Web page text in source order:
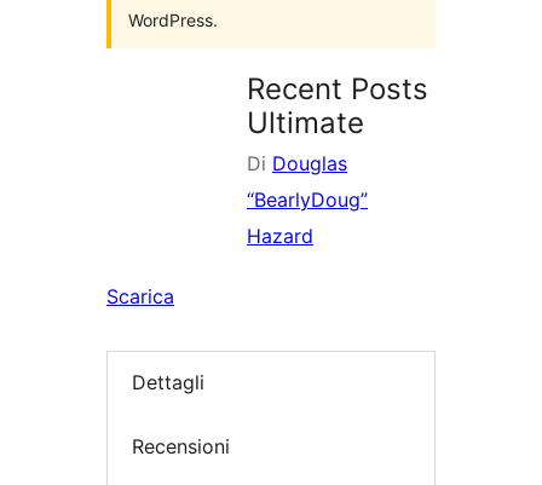
WordPress.
Recent Posts
Ultimate
Di Douglas
“BearlyDoug”
Hazard
Scarica
Dettagli
Recensioni